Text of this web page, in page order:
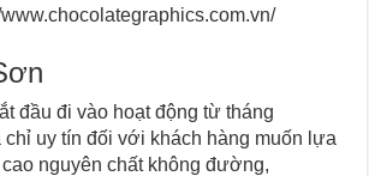
www.chocolategraphics.com.vn/
đầu đi vào hoạt động từ tháng
chỉ uy tín đối với khách hàng muốn lựa
nguyên chất không đường,